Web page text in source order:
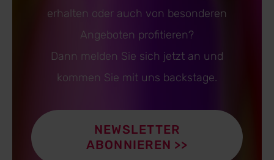
erhalten oder auch von besonderen
Angeboten profitieren?
Dann melden Sie sich jetzt an und
kommen Sie mit uns backstage.
NEWSLETTER
ABONNIEREN